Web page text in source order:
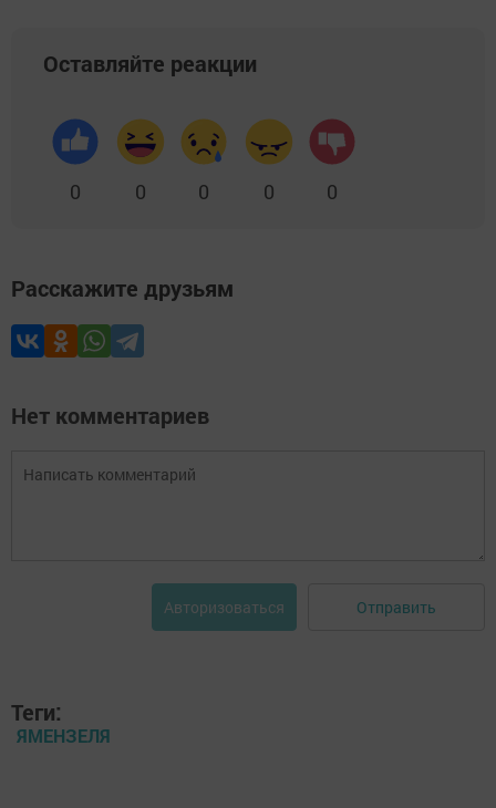
Оставляйте реакции
0 0 0 0 0
Расскажите друзьям
Нет комментариев
Авторизоваться Отправить
Теги:
ЯМЕНЗЕЛЯ